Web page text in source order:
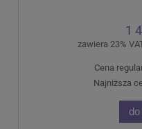
1
zawiera 23%
Cena
Najniższa